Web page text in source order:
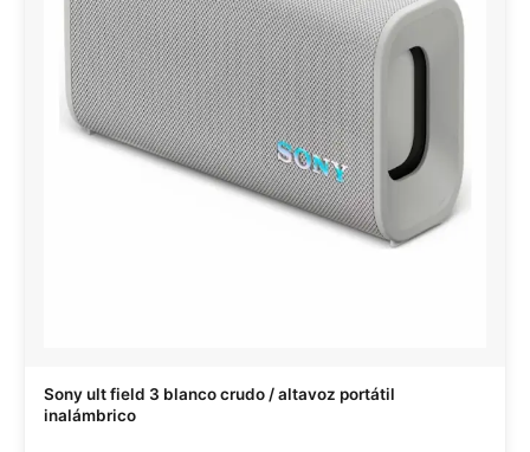
Sony ult field 3 blanco crudo / altavoz portátil
inalámbrico